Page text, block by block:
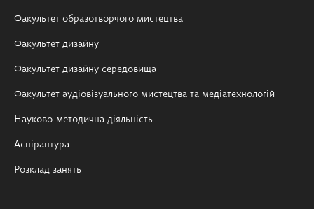
Факультет образотворчого мистецтва
Факультет дизайну
Факультет дизайну середовища
Факультет аудіовізуального мистецтва та медіатехнологій
Науково-методична діяльність
Аспірантура
Розклад занять